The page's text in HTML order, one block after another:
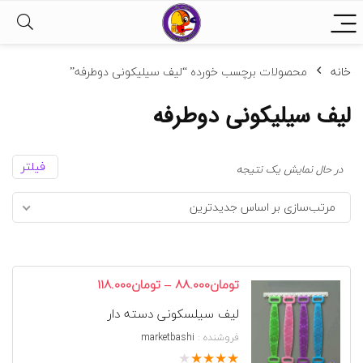
خانه محصولات برچسب خورده “لیف سیلیکونی دوطرفه”
لیف سیلیکونی دوطرفه
فیلتر در حال نمایش یک نتیجه
مرتب‌سازی بر اساس جدیدترین
تومان88.000
–تومان118.000
لیف سیلسکونی دسته دار
فروشنده : marketbashi